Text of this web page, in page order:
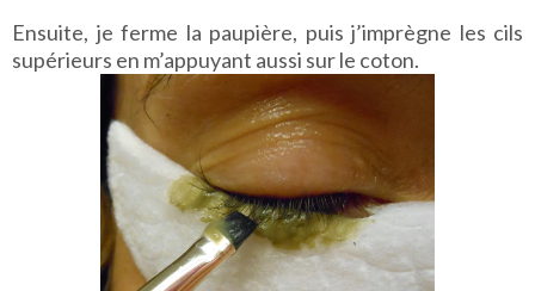
Ensuite, je ferme la paupière, puis j’imprègne les cils
supérieurs en m’appuyant aussi sur le coton.